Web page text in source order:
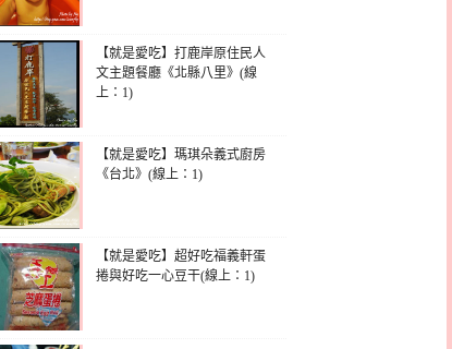
【就是愛吃】打鹿岸原住民人
文主題餐廳《北縣八里》(線
上：1)
【就是愛吃】瑪琪朵義式廚房
《台北》(線上：1)
【就是愛吃】超好吃福義軒蛋
捲與好吃一心豆干(線上：1)